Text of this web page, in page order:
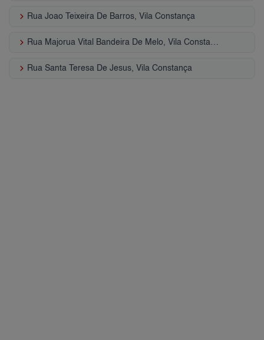
keyboard_arrow_right Rua Joao Teixeira De Barros, Vila Constança
keyboard_arrow_right
keyboard_arrow_right Rua Santa Teresa De Jesus, Vila Constança